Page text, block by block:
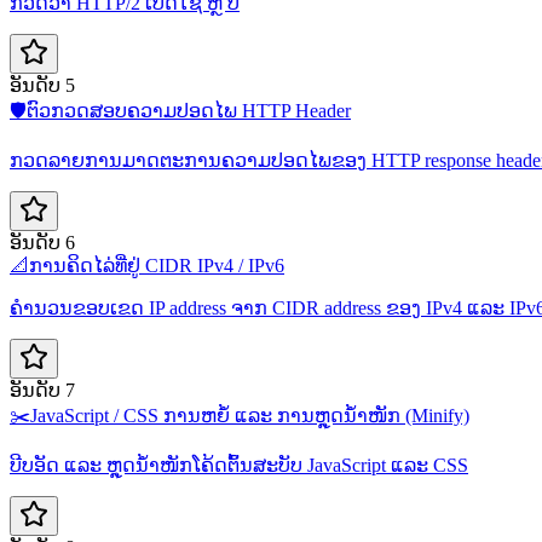
ອັນດັບ 5
🛡️ຕົວກວດສອບຄວາມປອດໄພ HTTP Header
ກວດລາຍການມາດຕະການຄວາມປອດໄພຂອງ HTTP response
ອັນດັບ 6
📐 ການຄິດໄລ່ທີ່ຢູ່ CIDR IPv4 / IPv6
ຄຳນວນຂອບເຂດ IP address ຈາກ CIDR address ຂອງ IPv4 ແລະ
ອັນດັບ 7
✂️JavaScript / CSS ການຫຍໍ້ ແລະ ການຫຼຸດນ້ຳໜັກ (Minify)
ບີບອັດ ແລະ ຫຼຸດນ້ຳໜັກໂຄ້ດຕົ້ນສະບັບ JavaScript ແລະ CSS